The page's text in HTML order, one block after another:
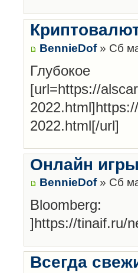
BennieDof» Сб
[url=https://
2022.html[/url]
Онлайн
BennieDof» Сб
]https://tinaif.ru/
Всегда